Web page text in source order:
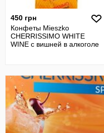
450 грн
Конфеты Mieszko
CHERRISSIMO WHITE
WINE с вишней в алкоголе